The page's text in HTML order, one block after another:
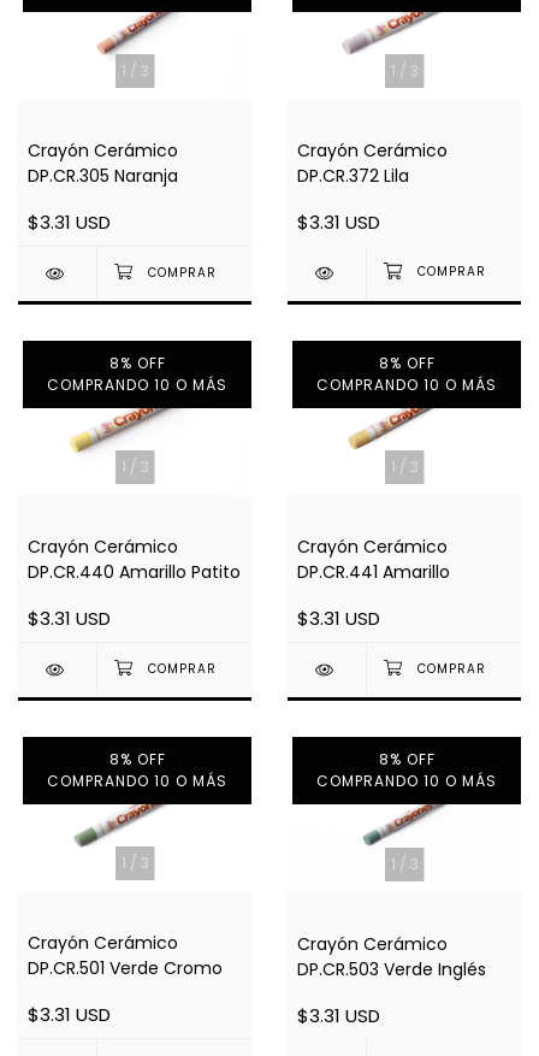
1 / 3
Crayón Cerámico
DP.CR.305 Naranja
$3.31 USD
1 / 3
Crayón Cerámico
DP.CR.372 Lila
$3.31 USD
1 / 3
8% OFF
COMPRANDO 10 O MÁS
Crayón Cerámico
DP.CR.440 Amarillo Patito
$3.31 USD
1 / 3
8% OFF
COMPRANDO 10 O MÁS
Crayón Cerámico
DP.CR.441 Amarillo
$3.31 USD
1 / 3
8% OFF
COMPRANDO 10 O MÁS
Crayón Cerámico
DP.CR.501 Verde Cromo
$3.31 USD
1 / 3
8% OFF
COMPRANDO 10 O MÁS
Crayón Cerámico
DP.CR.503 Verde Inglés
$3.31 USD